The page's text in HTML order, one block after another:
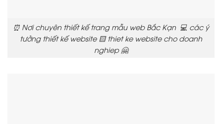
⏰ Nơi chuyên thiết kế trang mẫu web Bắc Kạn 💻 các ý
tưởng thiết kế website 🟨 thiet ke website cho doanh
nghiep 🤗